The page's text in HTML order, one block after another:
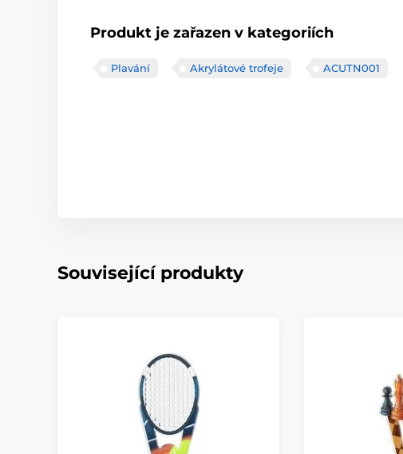
Produkt je zařazen v kategoriích
Plavání Akrylátové trofeje ACUTN001
Související produkty